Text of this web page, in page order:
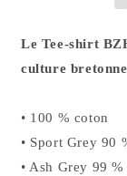
Le Tee-shirt
culture
• 100 % coton
• Sport Grey 90
• Ash Grey 99